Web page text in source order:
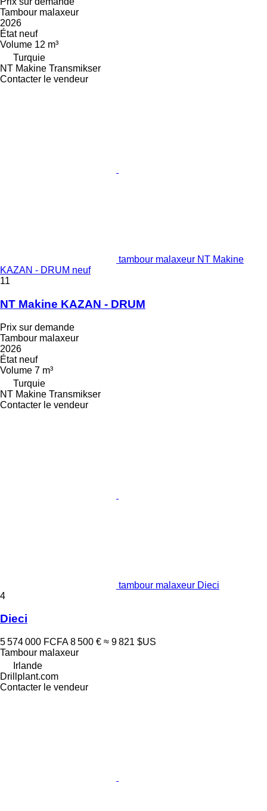
Tambour malaxeur
2026
Étatneuf
Volume 12 m³
Turquie
NT Makine Transmikser
Contacter le vendeur
tambour malaxeur NT Makine
KAZAN - DRUM neuf
11
NT Makine KAZAN - DRUM
Prix sur demande
Tambour malaxeur
2026
Étatneuf
Volume 7 m³
Turquie
NT Makine Transmikser
Contacter le vendeur
tambour malaxeur Dieci
4
Dieci
5 574 000 FCFA 8 500 € ≈ 9 821 $US
Tambour malaxeur
Irlande
Drillplant.com
Contacter le vendeur